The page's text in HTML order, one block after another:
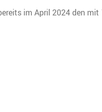
im April 2024 den